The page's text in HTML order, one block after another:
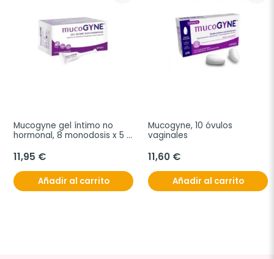
Mucogyne gel íntimo no
hormonal, 8 monodosis x 5
11,95 €
Añadir al carrito
Mucogyne, 10 óvulos
vaginales
11,60 €
Añadir al carrito